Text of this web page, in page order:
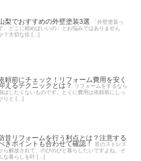
梨でおすすめの外壁塗装3選
「外壁塗装っ
、どこに頼めばいいの」とお悩みではありません
？大切な住 […]
頼前にチェック！リフォーム費用を安く
えるテクニックとは？
リフォームをするなら
はしたくないものです。とくに費用は依頼前にしっ
りと […]
音リフォームを行う利点とは？注意する
きポイントも合わせて確認！
音のストレス
ら解放されて、のびのびと暮らしたいですよね。そ
な暮らしを叶 […]